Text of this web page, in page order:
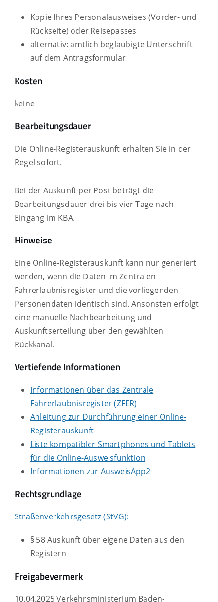
Kopie Ihres Personalausweises (Vorder- und
Rückseite) oder Reisepasses
alternativ: amtlich beglaubigte Unterschrift
auf dem Antragsformular
Kosten
keine
Bearbeitungsdauer
Die Online-Registerauskunft erhalten Sie in der
Regel sofort.
Bei der Auskunft per Post beträgt die
Bearbeitungsdauer drei bis vier Tage nach
Eingang im KBA.
Hinweise
Eine Online-Registerauskunft kann nur generiert
werden, wenn die Daten im Zentralen
Fahrerlaubnisregister und die vorliegenden
Personendaten identisch sind. Ansonsten erfolgt
eine manuelle Nachbearbeitung und
Auskunftserteilung über den gewählten
Rückkanal.
Vertiefende Informationen
Informationen über das Zentrale
Fahrerlaubnisregister (ZFER)
Anleitung zur Durchführung einer Online-
Registerauskunft
Liste kompatibler Smartphones und Tablets
für die Online-Ausweisfunktion
Informationen zur AusweisApp2
Rechtsgrundlage
Straßenverkehrsgesetz (StVG):
§ 58 Auskunft über eigene Daten aus den
Registern
Freigabevermerk
10.04.2025 Verkehrsministerium Baden-